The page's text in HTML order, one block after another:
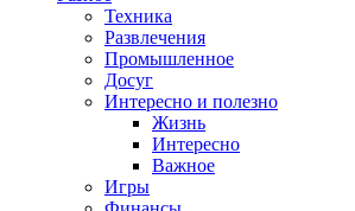
Техника
Развлечения
Промышленное
Досуг
Интересно и полезно
Жизнь
Интересно
Важное
Игры